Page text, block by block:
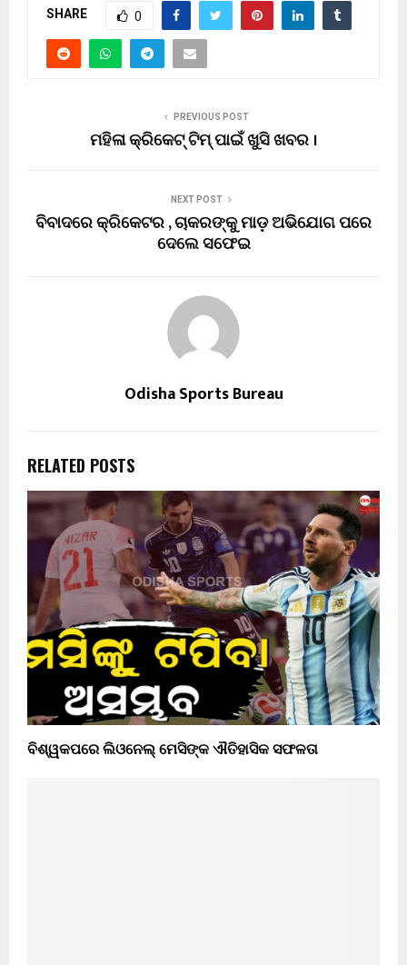
SHARE 0
PREVIOUS POST
ମହିଳା କ୍ରିକେଟ୍ ଟିମ୍ ପାଇଁ ଖୁସି ଖବର ।
NEXT POST
ବିବାଦରେ କ୍ରିକେଟର , ଚାକରଙ୍କୁ ମାଡ଼ ଅଭିଯୋଗ ପରେ
ଦେଲେ ସଫେଇ
Odisha Sports Bureau
RELATED POSTS
ବିଶ୍ୱକପରେ ଲିଓନେଲ୍ ମେସିଙ୍କ ଐତିହାସିକ ସଫଳତା